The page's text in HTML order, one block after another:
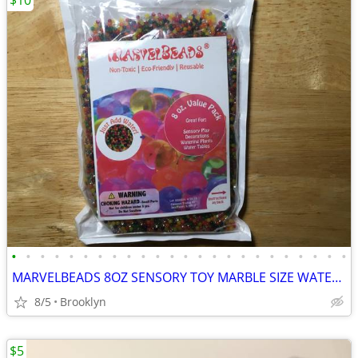
• • • • • • • • • • • • • • • • • • • • • • • •
MARVELBEADS 8OZ SENSORY TOY MARBLE SIZE WATER GEL STRESS BALLS RAINBOW
8/5 Brooklyn
$5